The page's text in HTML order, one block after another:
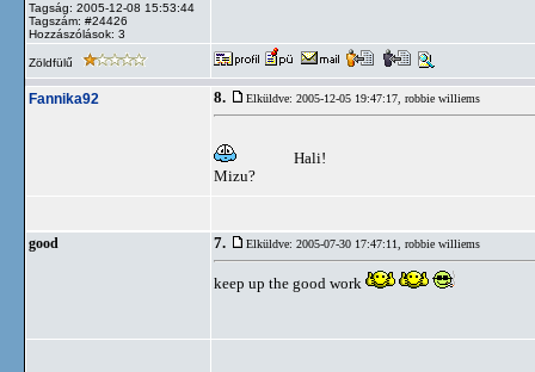
Tagság: 2005-12-08 15:53:44
Tagszám: #24426
Hozzászólások: 3
Zöldfülű
Fannika92 8. Elküldve: 2005-12-05 19:47:17, robbie williems
Hali!
Mizu?
good 7. Elküldve: 2005-07-30 17:47:11, robbie williems
keep up the good work